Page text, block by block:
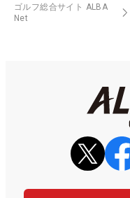
ゴルフ総合サイト ALBA
Net